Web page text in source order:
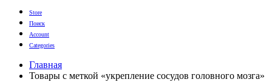
Store
Поиск
Account
Categories
Главная
Товары с меткой «укрепление сосудов головного мозга»